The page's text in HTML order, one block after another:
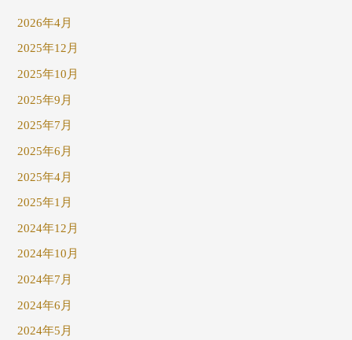
2026年4月
2025年12月
2025年10月
2025年9月
2025年7月
2025年6月
2025年4月
2025年1月
2024年12月
2024年10月
2024年7月
2024年6月
2024年5月